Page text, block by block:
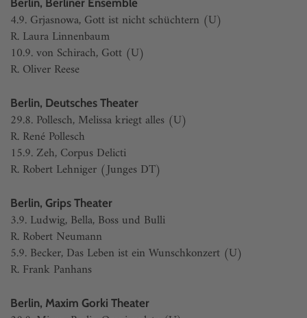
Berlin, Berliner Ensemble
4.9. Grjasnowa, Gott ist nicht schüchtern (U)
R. Laura Linnenbaum
10.9. von Schirach, Gott (U)
R. Oliver Reese
Berlin, Deutsches Theater
29.8. Pollesch, Melissa kriegt alles (U)
R. René Pollesch
15.9. Zeh, Corpus Delicti
R. Robert Lehniger (Junges DT)
Berlin, Grips Theater
3.9. Ludwig, Bella, Boss und Bulli
R. Robert Neumann
5.9. Becker, Das Leben ist ein Wunschkonzert (U)
R. Frank Panhans
Berlin, Maxim Gorki Theater